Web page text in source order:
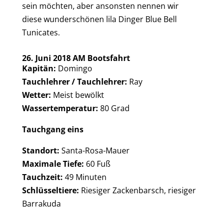
sein möchten, aber ansonsten nennen wir
diese wunderschönen lila Dinger Blue Bell
Tunicates.
26. Juni 2018 AM Bootsfahrt
Kapitän: Domingo
Tauchlehrer / Tauchlehrer: Ray
Wetter: Meist bewölkt
Wassertemperatur: 80 Grad
Tauchgang eins
Standort: Santa-Rosa-Mauer
Maximale Tiefe: 60 Fuß
Tauchzeit: 49 Minuten
Schlüsseltiere: Riesiger Zackenbarsch, riesiger
Barrakuda